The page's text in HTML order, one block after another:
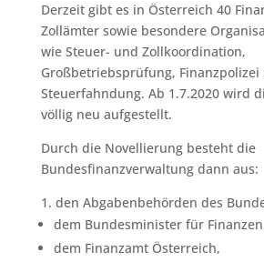
Derzeit gibt es in Österreich 40
Zollämter sowie besondere
wie Steuer- und Zollkoordination,
Großbetriebsprüfung, Finanzpolizei
Steuerfahndung. Ab 1.7.2020 wird
völlig neu aufgestellt.
Durch die Novellierung besteht die
Bundesfinanzverwaltung dann aus:
1. den Abgabenbehörden des
dem Bundesminister für
dem Finanzamt Österreich,